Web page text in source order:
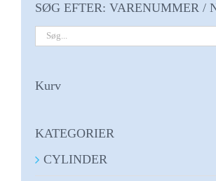
SØG EFTER: VARENUMMER /
Kurv
KATEGORIER
CYLINDER